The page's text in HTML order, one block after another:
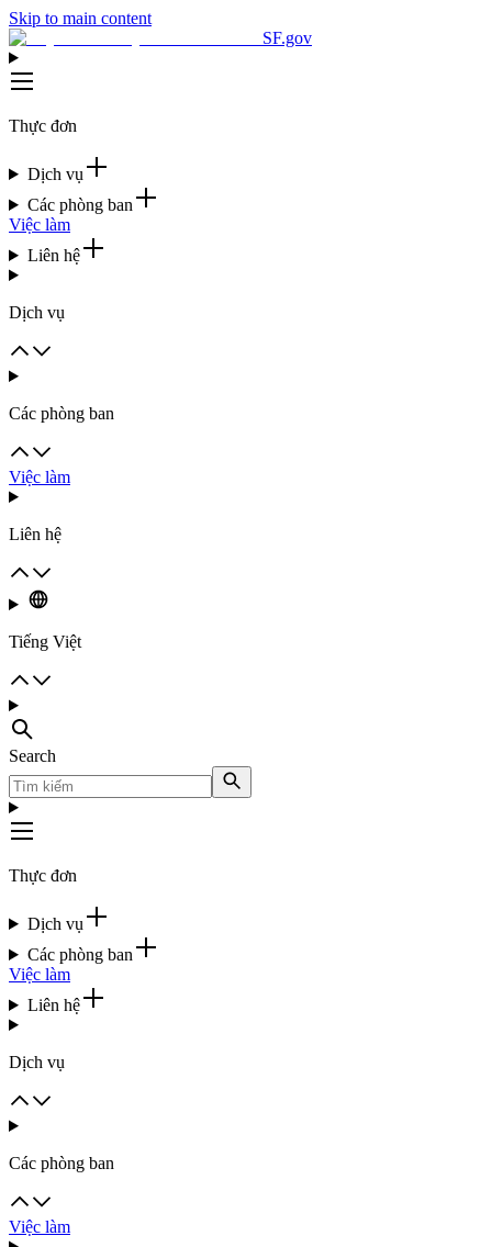
Skip to main content
SF.gov
Thực đơn
Dịch vụ
Các phòng ban
Việc làm
Liên hệ
Dịch vụ
Các phòng ban
Việc làm
Liên hệ
Tiếng Việt
Search
Thực đơn
Dịch vụ
Các phòng ban
Việc làm
Liên hệ
Dịch vụ
Các phòng ban
Việc làm